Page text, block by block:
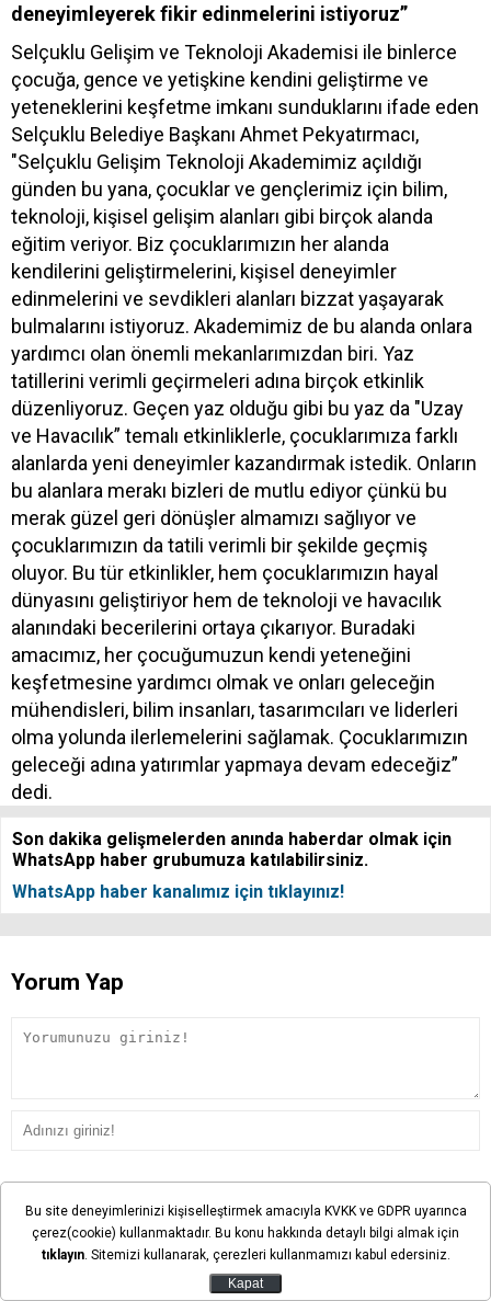
deneyimleyerek fikir edinmelerini istiyoruz”
Selçuklu Gelişim ve Teknoloji Akademisi ile binlerce
çocuğa, gence ve yetişkine kendini geliştirme ve
yeteneklerini keşfetme imkanı sunduklarını ifade eden
Selçuklu Belediye Başkanı Ahmet Pekyatırmacı,
"Selçuklu Gelişim Teknoloji Akademimiz açıldığı
günden bu yana, çocuklar ve gençlerimiz için bilim,
teknoloji, kişisel gelişim alanları gibi birçok alanda
eğitim veriyor. Biz çocuklarımızın her alanda
kendilerini geliştirmelerini, kişisel deneyimler
edinmelerini ve sevdikleri alanları bizzat yaşayarak
bulmalarını istiyoruz. Akademimiz de bu alanda onlara
yardımcı olan önemli mekanlarımızdan biri. Yaz
tatillerini verimli geçirmeleri adına birçok etkinlik
düzenliyoruz. Geçen yaz olduğu gibi bu yaz da "Uzay
ve Havacılık” temalı etkinliklerle, çocuklarımıza farklı
alanlarda yeni deneyimler kazandırmak istedik. Onların
bu alanlara merakı bizleri de mutlu ediyor çünkü bu
merak güzel geri dönüşler almamızı sağlıyor ve
çocuklarımızın da tatili verimli bir şekilde geçmiş
oluyor. Bu tür etkinlikler, hem çocuklarımızın hayal
dünyasını geliştiriyor hem de teknoloji ve havacılık
alanındaki becerilerini ortaya çıkarıyor. Buradaki
amacımız, her çocuğumuzun kendi yeteneğini
keşfetmesine yardımcı olmak ve onları geleceğin
mühendisleri, bilim insanları, tasarımcıları ve liderleri
olma yolunda ilerlemelerini sağlamak. Çocuklarımızın
geleceği adına yatırımlar yapmaya devam edeceğiz”
dedi.
Son dakika gelişmelerden anında haberdar olmak için
WhatsApp haber grubumuza katılabilirsiniz.
WhatsApp haber kanalımız için tıklayınız!
Yorum Yap
Avatar Seç
Bu site deneyimlerinizi kişiselleştirmek amacıyla KVKK ve GDPR uyarınca
çerez(cookie) kullanmaktadır. Bu konu hakkında detaylı bilgi almak için
tıklayın. Sitemizi kullanarak, çerezleri kullanmamızı kabul edersiniz.
Kapat